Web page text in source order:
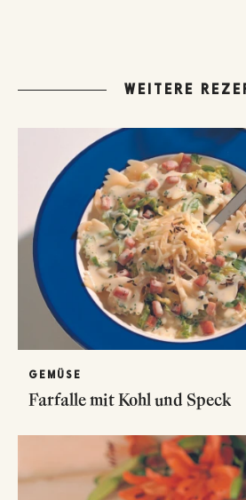
WEITERE
GEMÜSE
Farfalle mit Kohl und Speck